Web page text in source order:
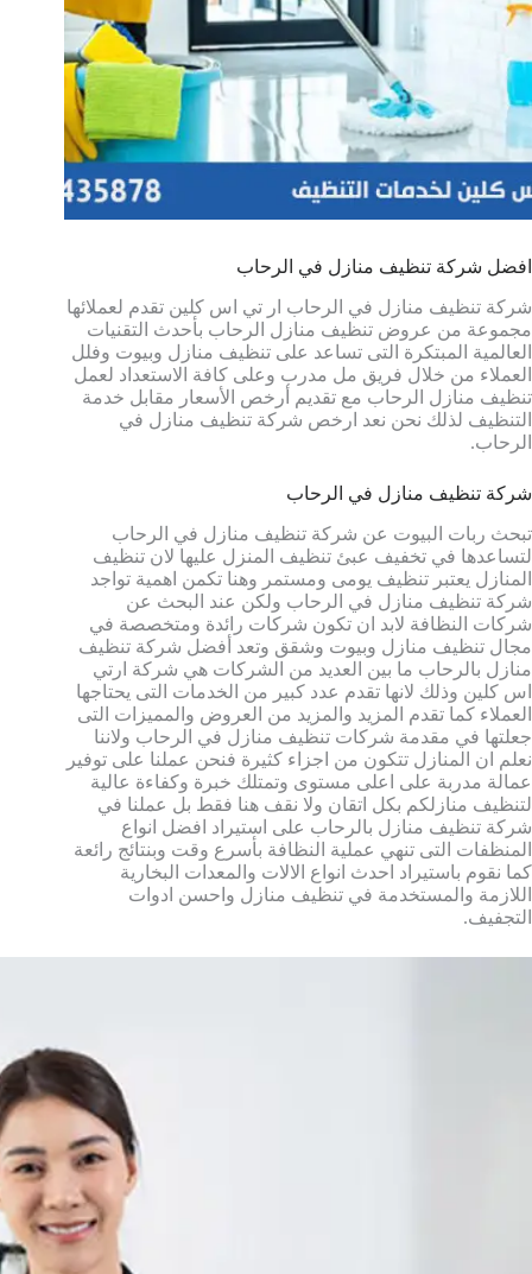
افضل شركة تنظيف منازل في الرحاب
شركة تنظيف منازل في الرحاب ار تي اس كلين تقدم لعملائها
مجموعة من عروض تنظيف منازل الرحاب بأحدث التقنيات
العالمية المبتكرة التى تساعد على تنظيف منازل وبيوت وفلل
العملاء من خلال فريق مل مدرب وعلى كافة الاستعداد لعمل
تنظيف منازل الرحاب مع تقديم أرخص الأسعار مقابل خدمة
التنظيف لذلك نحن نعد ارخص شركة تنظيف منازل في
الرحاب.
شركة تنظيف منازل في الرحاب
تبحث ربات البيوت عن شركة تنظيف منازل في الرحاب
لتساعدها في تخفيف عبئ تنظيف المنزل عليها لان تنظيف
المنازل يعتبر تنظيف يومى ومستمر وهنا تكمن اهمية تواجد
شركة تنظيف منازل في الرحاب ولكن عند البحث عن
شركات النظافة لابد ان تكون شركات رائدة ومتخصصة في
مجال تنظيف منازل وبيوت وشقق وتعد أفضل شركة تنظيف
منازل بالرحاب ما بين العديد من الشركات هي شركة ارتي
اس كلين وذلك لانها تقدم عدد كبير من الخدمات التى يحتاجها
العملاء كما تقدم المزيد والمزيد من العروض والمميزات التى
جعلتها في مقدمة شركات تنظيف منازل في الرحاب ولاننا
نعلم ان المنازل تتكون من اجزاء كثيرة فنحن عملنا على توفير
عمالة مدربة على اعلى مستوى وتمتلك خبرة وكفاءة عالية
لتنظيف منازلكم بكل اتقان ولا نقف هنا فقط بل عملنا في
شركة تنظيف منازل بالرحاب على استيراد افضل انواع
المنظفات التى تنهي عملية النظافة بأسرع وقت وبنتائج رائعة
كما نقوم باستيراد احدث انواع الالات والمعدات البخارية
اللازمة والمستخدمة في تنظيف منازل واحسن ادوات
التجفيف.